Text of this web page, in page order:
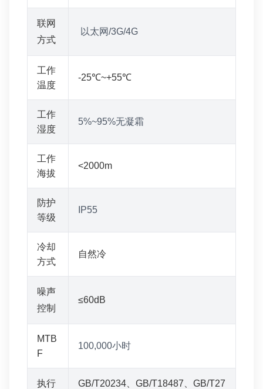
联网
方式
以太网/3G/4G
工作
温度
-25℃~+55℃
工作
湿度
5%~95%无凝霜
工作
海拔
<2000m
防护
等级
IP55
冷却
方式
自然冷
噪声
控制
≤60dB
MTB
F
100,000小时
执行
GB/T20234、GB/T18487、GB/T27